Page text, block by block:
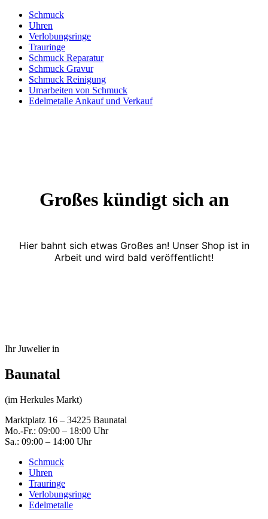
Schmuck
Uhren
Verlobungsringe
Trauringe
Schmuck Reparatur
Schmuck Gravur
Schmuck Reinigung
Umarbeiten von Schmuck
Edelmetalle Ankauf und Verkauf
Großes kündigt sich an
Hier bahnt sich etwas Großes an! Unser Shop ist in
Arbeit und wird bald veröffentlicht!
Ihr Juwelier in
Baunatal
(im Herkules Markt)
Marktplatz 16 – 34225 Baunatal
Mo.-Fr.: 09:00 – 18:00 Uhr
Sa.: 09:00 – 14:00 Uhr
Schmuck
Uhren
Trauringe
Verlobungsringe
Edelmetalle